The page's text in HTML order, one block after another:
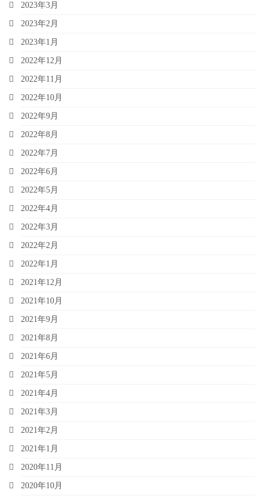
2023年3月
2023年2月
2023年1月
2022年12月
2022年11月
2022年10月
2022年9月
2022年8月
2022年7月
2022年6月
2022年5月
2022年4月
2022年3月
2022年2月
2022年1月
2021年12月
2021年10月
2021年9月
2021年8月
2021年6月
2021年5月
2021年4月
2021年3月
2021年2月
2021年1月
2020年11月
2020年10月